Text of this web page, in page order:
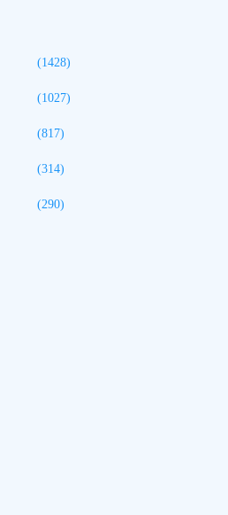
(1428)
(1027)
(817)
(314)
(290)